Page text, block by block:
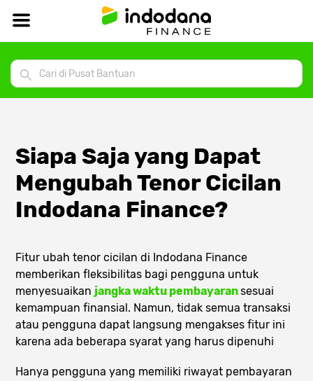
Siapa Saja yang Dapat
Mengubah Tenor Cicilan
Indodana Finance?
Fitur ubah tenor cicilan di Indodana Finance
memberikan fleksibilitas bagi pengguna untuk
menyesuaikan jangka waktu pembayaransesuai
kemampuan finansial. Namun, tidak semua transaksi
atau pengguna dapat langsung mengakses fitur ini
karena ada beberapa syarat yang harus dipenuhi
Hanya pengguna yang memiliki riwayat pembayaran